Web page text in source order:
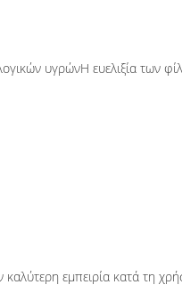
υγρώνΗ ευελιξία των
καλύτερη εμπειρία κατά τη